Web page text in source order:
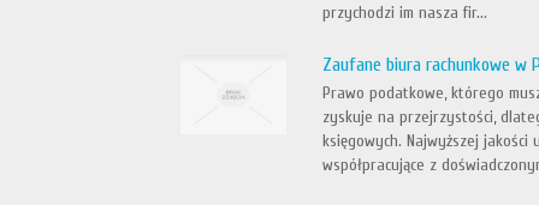
przychodzi im nasza fir...
Zaufane biura rachunkowe w
Prawo podatkowe, którego
zyskuje na przejrzystości,
księgowych. Najwyższej jakości
współpracujące z